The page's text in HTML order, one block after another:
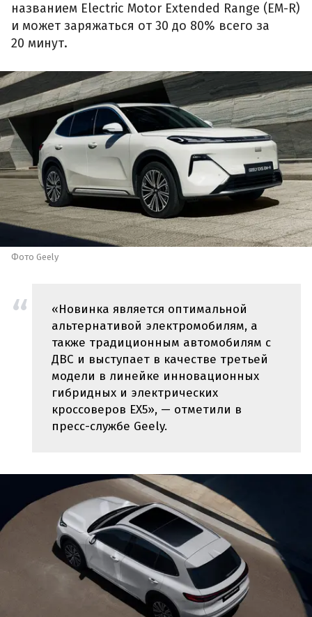
названием Electric Motor Extended Range (EM-R)
и может заряжаться от 30 до 80% всего за
20 минут.
Фото Geely
«Новинка является оптимальной
альтернативой электромобилям, а
также традиционным автомобилям с
ДВС и выступает в качестве третьей
модели в линейке инновационных
гибридных и электрических
кроссоверов EX5», — отметили в
пресс-службе Geely.